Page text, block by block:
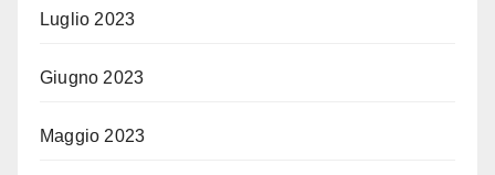
Luglio 2023
Giugno 2023
Maggio 2023